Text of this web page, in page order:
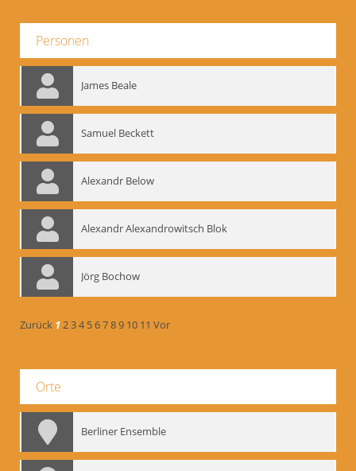
Personen
James Beale
Samuel Beckett
Alexandr Below
Alexandr Alexandrowitsch Blok
Jörg Bochow
Zurück 1234 56789 10 11 Vor
Orte
Berliner Ensemble